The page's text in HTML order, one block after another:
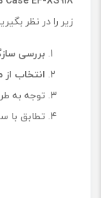
زیر را در نظر
بررسی
انتخاب
توجه به
تطابق با